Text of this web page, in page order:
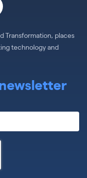
Transformation, places
technology and